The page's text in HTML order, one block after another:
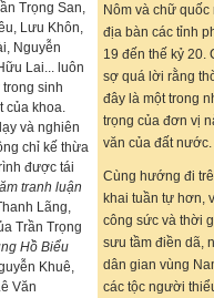
and Korean Literature
process in Japanese literature
& Nom
Japanese Literature Viewed
Nôm và chữ
địa bàn các tỉnh
19 đến thế kỷ 20.
sợ quá lời rằng
đây là một trong
trọng của đơn vị
văn của đất nước.
Cùng hướng đi
khai tuần tự hơn,
công sức và thời
sưu tầm điền dã,
dân gian vùng
các tộc người
Trọng San,
Lưu Khôn,
Nguyễn
Lai... luôn
sinh
của khoa.
và nghiên
chỉ kế thừa
được tái
tranh luận
Lãng,
Trần Trọng
Hồ Biểu
Khuê,
Văn